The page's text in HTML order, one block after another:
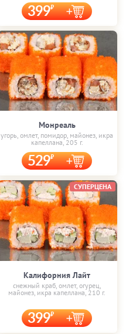
399
Монреаль
угорь, омлет, помидор, майонез, икра
капеллана, 205 г.
529
Калифорния Лайт
снежный краб, омлет, огурец,
майонез, икра капеллана, 210 г.
399
СУПЕРЦЕНА